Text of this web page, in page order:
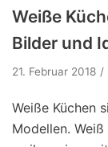
Weiße
Bilder und
21. Februar 2018
Weiße Küchen
Modellen.